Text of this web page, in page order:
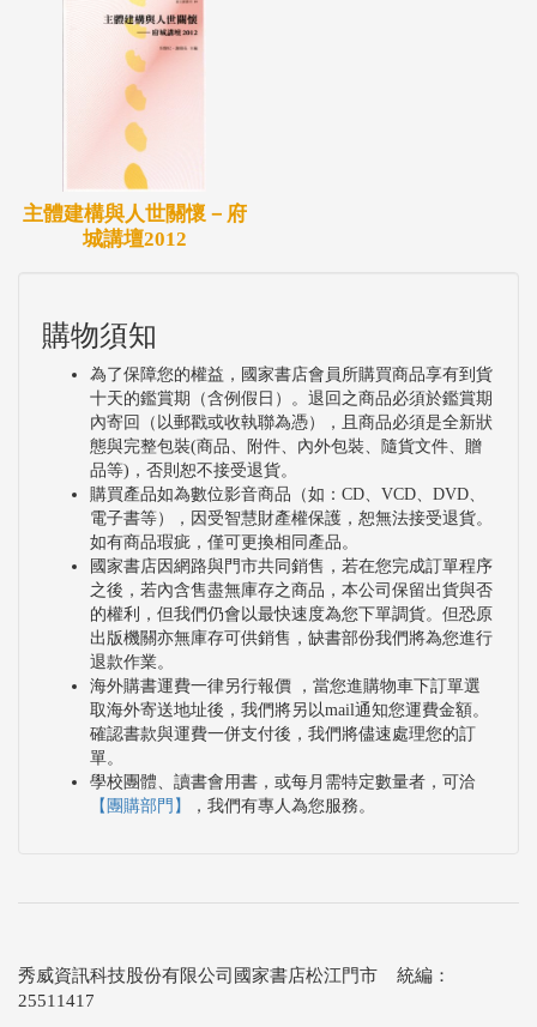
主體建構與人世關懷－府
城講壇2012
購物須知
為了保障您的權益，國家書店會員所購買商品享有到貨
十天的鑑賞期（含例假日）。退回之商品必須於鑑賞期
內寄回（以郵戳或收執聯為憑），且商品必須是全新狀
態與完整包裝(商品、附件、內外包裝、隨貨文件、贈
品等)，否則恕不接受退貨。
購買產品如為數位影音商品（如：CD、VCD、DVD、
電子書等），因受智慧財產權保護，恕無法接受退貨。
如有商品瑕疵，僅可更換相同產品。
國家書店因網路與門市共同銷售，若在您完成訂單程序
之後，若內含售盡無庫存之商品，本公司保留出貨與否
的權利，但我們仍會以最快速度為您下單調貨。但恐原
出版機關亦無庫存可供銷售，缺書部份我們將為您進行
退款作業。
海外購書運費一律另行報價 ，當您進購物車下訂單選
取海外寄送地址後，我們將另以mail通知您運費金額。
確認書款與運費一併支付後，我們將儘速處理您的訂
單。
學校團體、讀書會用書，或每月需特定數量者，可洽
【團購部門】
，我們有專人為您服務。
秀威資訊科技股份有限公司國家書店松江門市 統編：
25511417